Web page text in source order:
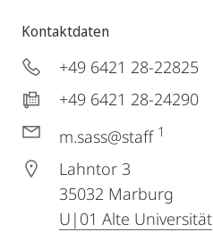
Kontaktdaten
+49 6421 28-22825
+49 6421 28-24290
m.sass@staff 1
Lahntor 3
35032 Marburg
U|01 Alte Universität